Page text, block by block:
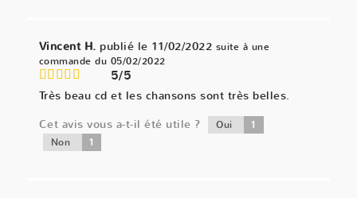
Vincent H.publié le 11/02/2022 suite à une
commande du 05/02/2022
5/5
Très beau cd et les chansons sont très belles.
Cet avis vous a-t-il été utile ?
Oui 1
Non 1